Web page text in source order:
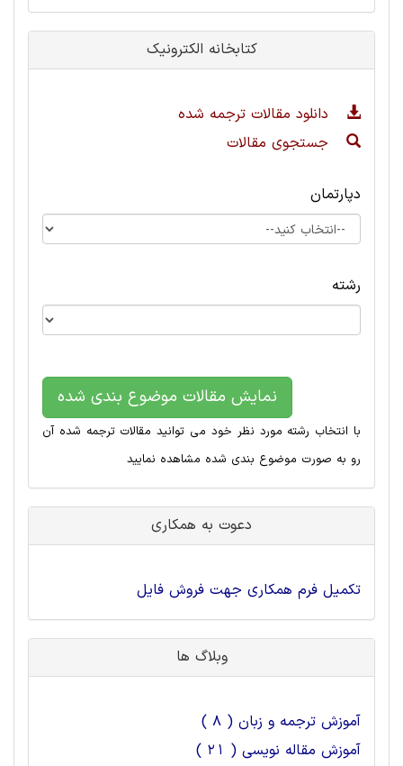
کتابخانه الکترونیک
دانلود مقالات ترجمه شده
جستجوی مقالات
دپارتمان
رشته
نمایش مقالات موضوع بندی شده
با انتخاب رشته مورد نظر خود می توانید مقالات ترجمه شده آن
رو به صورت موضوع بندی شده مشاهده نمایید
دعوت به همکاری
تکمیل فرم همکاری جهت فروش فایل
وبلاگ ها
آموزش ترجمه و زبان ( 8 )
آموزش مقاله نویسی ( 21 )